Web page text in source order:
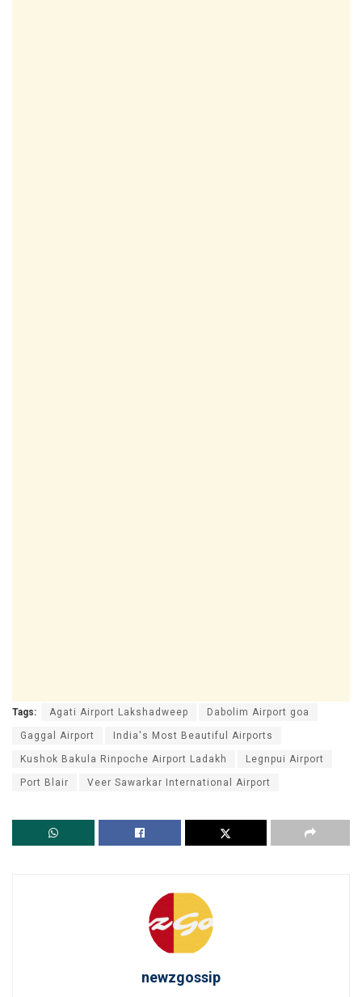
Tags: Agati Airport Lakshadweep Dabolim Airport goa
Gaggal Airport India's Most Beautiful Airports
Kushok Bakula Rinpoche Airport Ladakh Legnpui Airport
Port Blair Veer Sawarkar International Airport
newzgossip